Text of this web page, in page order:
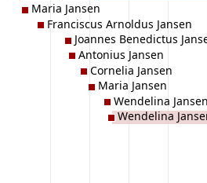
Maria Jansen
Franciscus Arnoldus Jansen
Joannes Benedictus
Antonius Jansen
Cornelia Jansen
Maria Jansen
Wendelina Jansen
Wendelina